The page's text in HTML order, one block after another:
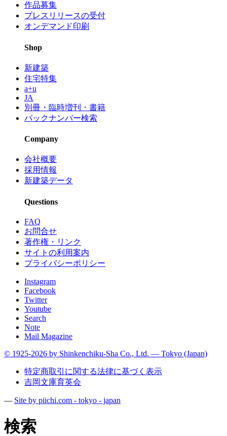
作品募集
プレスリリースの受付
オンデマンド印刷
Shop
新建築
住宅特集
a+u
JA
別冊・臨時増刊・書籍
バックナンバー検索
Company
会社概要
採用情報
新建築データ
Questions
FAQ
お問合せ
著作権・リンク
サイトの利用案内
プライバシーポリシー
Instagram
Facebook
Twitter
Youtube
Search
Note
Mail Magazine
© 1925-2026 by Shinkenchiku-Sha Co., Ltd. — Tokyo (Japan)
特定商取引に関する法律に基づく表示
吉岡文庫育英会
— Site by piichi.com - tokyo - japan
検索